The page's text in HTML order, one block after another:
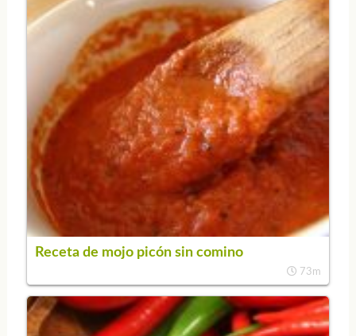
Receta de mojo picón sin comino
73m